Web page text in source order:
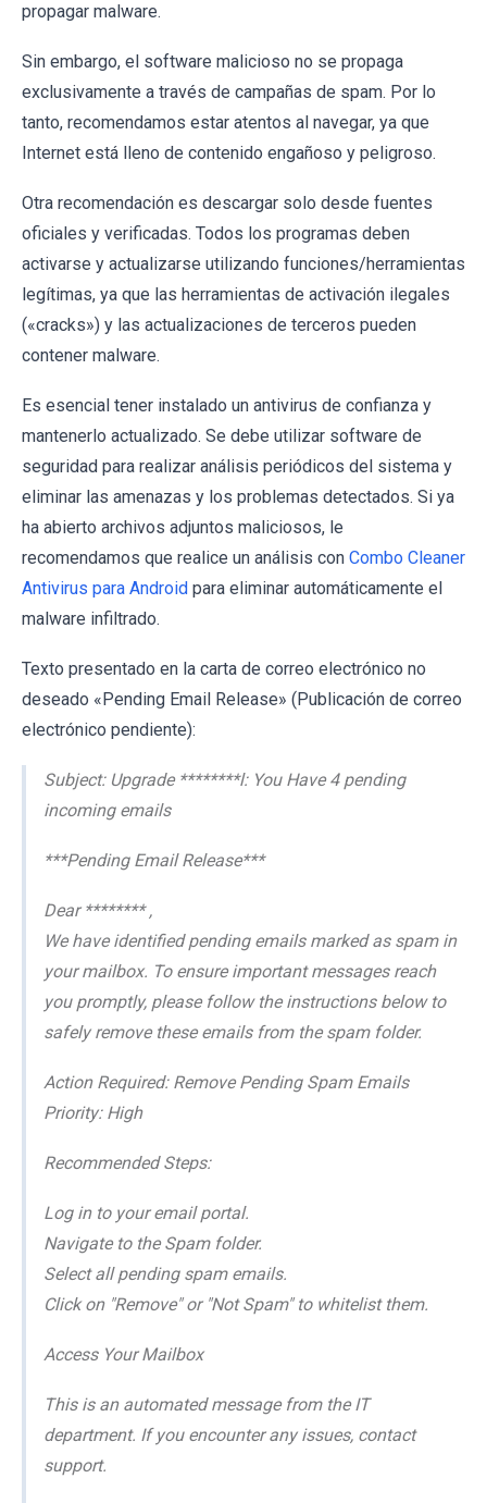
propagar malware.
Sin embargo, el software malicioso no se propaga
exclusivamente a través de campañas de spam. Por lo
tanto, recomendamos estar atentos al navegar, ya que
Internet está lleno de contenido engañoso y peligroso.
Otra recomendación es descargar solo desde fuentes
oficiales y verificadas. Todos los programas deben
activarse y actualizarse utilizando funciones/herramientas
legítimas, ya que las herramientas de activación ilegales
(«cracks») y las actualizaciones de terceros pueden
contener malware.
Es esencial tener instalado un antivirus de confianza y
mantenerlo actualizado. Se debe utilizar software de
seguridad para realizar análisis periódicos del sistema y
eliminar las amenazas y los problemas detectados. Si ya
ha abierto archivos adjuntos maliciosos, le
recomendamos que realice un análisis con Combo Cleaner
Antivirus para Android para eliminar automáticamente el
malware infiltrado.
Texto presentado en la carta de correo electrónico no
deseado «Pending Email Release» (Publicación de correo
electrónico pendiente):
Subject: Upgrade ********l: You Have 4 pending
incoming emails
***Pending Email Release***
Dear ******** ,
We have identified pending emails marked as spam in
your mailbox. To ensure important messages reach
you promptly, please follow the instructions below to
safely remove these emails from the spam folder.
Action Required: Remove Pending Spam Emails
Priority: High
Recommended Steps:
Log in to your email portal.
Navigate to the Spam folder.
Select all pending spam emails.
Click on "Remove" or "Not Spam" to whitelist them.
Access Your Mailbox
This is an automated message from the IT
department. If you encounter any issues, contact
support.